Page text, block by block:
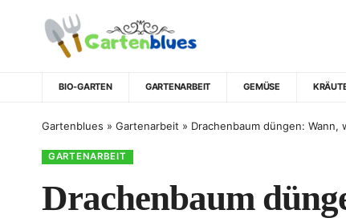
BIO-GARTEN GARTENARBEIT GEMÜSE
Gartenblues » Gartenarbeit » Drachenbaum düngen: Wann,
GARTENARBEIT
Drachenbaum